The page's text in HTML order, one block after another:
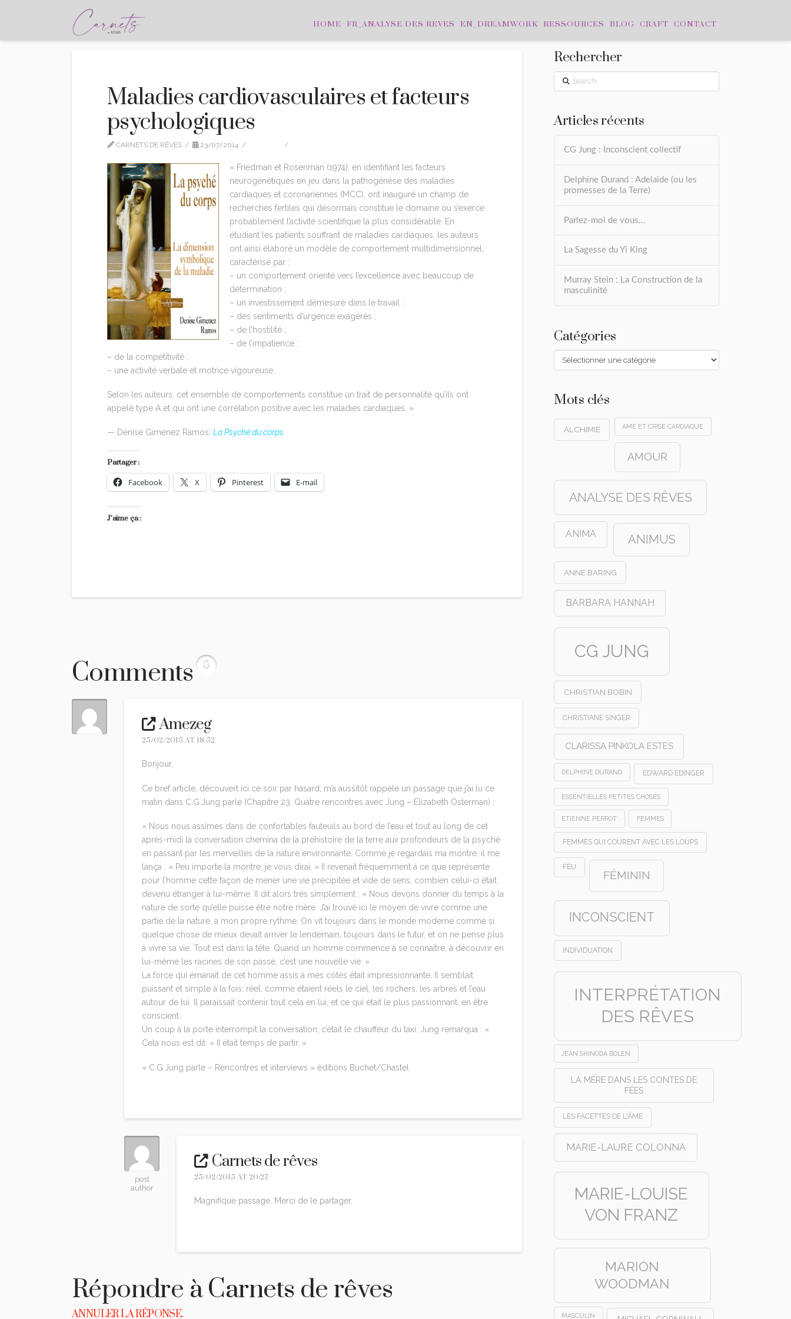
HOME FR_ANALYSE DES REVES EN_DREAMWORK RESSOURCES BLOG CRAFT CONTACT
Maladies cardiovasculaires et facteurs
psychologiques
CARNETS DE RÊVES 23/07/2014
« Friedman et Rosenman (1974), en identifiant les facteurs
neurogénétiques en jeu dans la pathogénèse des maladies
cardiaques et coronariennes (MCC), ont inauguré un champ de
recherches fertiles qui désormais constitue le domaine où s’exerce
probablement l’activité scientifique la plus considérable. En
étudiant les patients souffrant de maladies cardiaques, les auteurs
ont ainsi élaboré un modèle de comportement multidimensionnel,
caractérisé par :
– un comportement orienté vers l’excellence avec beaucoup de
détermination ;
– un investissement démesuré dans le travail ;
– des sentiments d’urgence exagérés ;
– de l’hostilité ;
– de l’impatience ;
– de la compétitivité ;
– une activité verbale et motrice vigoureuse.
Selon les auteurs, cet ensemble de comportements constitue un trait de personnalité qu’ils ont
appelé type A et qui ont une corrélation positive avec les maladies cardiaques. »
— Denise Gimenez Ramos, La Psyché du corps
Partager :
Facebook X Pinterest E-mail
J’aime ça :
Comments 0
Amezeg
25/02/2015 AT 18:52
Bonjour,
Ce bref article, découvert ici ce soir par hasard, m’a aussitôt rappelé un passage que j’ai lu ce
matin dans C.G.Jung parle (Chapitre 23. Quatre rencontres avec Jung – Elizabeth Osterman) :
« Nous nous assîmes dans de confortables fauteuils au bord de l’eau et tout au long de cet
après-midi la conversation chemina de la préhistoire de la terre aux profondeurs de la psyché
en passant par les merveilles de la nature environnante. Comme je regardais ma montre, il me
lança : « Peu importe la montre, je vous dirai. » II revenait fréquemment à ce que représente
pour l’homme cette façon de mener une vie précipitée et vide de sens, combien celui-ci était
devenu étranger à lui-même. Il dit alors très simplement : « Nous devons donner du temps à la
nature de sorte qu’elle puisse être notre mère. J’ai trouvé ici le moyen de vivre comme une
partie de la nature, à mon propre rythme. On vit toujours dans le monde moderne comme si
quelque chose de mieux devait arriver le lendemain, toujours dans le futur, et on ne pense plus
à vivre sa vie. Tout est dans la tête. Quand un homme commence à se connaître, à découvrir en
lui-même les racines de son passé, c’est une nouvelle vie. »
La force qui émanait de cet homme assis à mes côtés était impressionnante. Il semblait
puissant et simple à la fois; réel, comme étaient réels le ciel, les rochers, les arbres et l’eau
autour de lui. Il paraissait contenir tout cela en lui, et ce qui était le plus passionnant, en être
conscient.
Un coup à la porte interrompit la conversation; c’était le chauffeur du taxi. Jung remarqua : «
Cela nous est dit. » II était temps de partir. »
« C.G.Jung parle – Rencontres et interviews » éditions Buchet/Chastel
post
author
Carnets de rêves
25/02/2015 AT 20:27
Magnifique passage. Merci de le partager.
Répondre àCarnets de rêves
ANNULER LA RÉPONSE.
Rechercher
Search
Articles récents
CG Jung : Inconscient collectif
Delphine Durand : Adelaide (ou les
promesses de la Terre)
Parlez-moi de vous…
La Sagesse du Yi King
Murray Stein : La Construction de la
masculinité
Catégories
Catégories
Mots clés
ALCHIMIE AME ET CRISE CARDIAQUE
AMOUR
ANALYSE DES RÊVES
ANIMA ANIMUS
ANNE BARING
BARBARA HANNAH
CG JUNG
CHRISTIAN BOBIN
CHRISTIANE SINGER
CLARISSA PINKOLA ESTES
DELPHINE DURAND EDWARD EDINGER
ESSENTIELLES PETITES CHOSES
ETIENNE PERROT FEMMES
FEMMES QUI COURENT AVEC LES LOUPS
FEU
FÉMININ
INCONSCIENT
INDIVIDUATION
INTERPRÉTATION
DES RÊVES
JEAN SHINODA BOLEN
LA MÈRE DANS LES CONTES DE
FÉES
LES FACETTES DE L'ÂME
MARIE-LAURE COLONNA
MARIE-LOUISE
VON FRANZ
MARION
WOODMAN
MASCULIN